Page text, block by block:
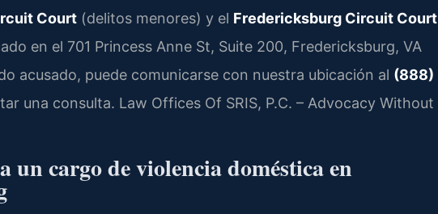
Court (delitos menores) y el Fredericksburg Circuit Court
en el 701 Princess Anne St, Suite 200, Fredericksburg, VA
acusado, puede comunicarse con nuestra ubicación al (888)
una consulta. Law Offices Of SRIS, P.C. – Advocacy Without
un cargo de violencia doméstica en